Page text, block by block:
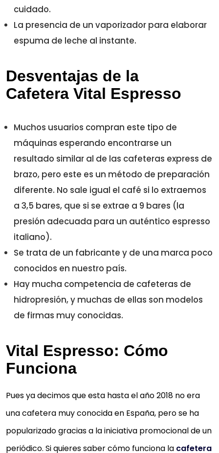
cuidado.
La presencia de un vaporizador para elaborar
espuma de leche al instante.
Desventajas de la
Cafetera Vital Espresso
Muchos usuarios compran este tipo de
máquinas esperando encontrarse un
resultado similar al de las cafeteras express de
brazo, pero este es un método de preparación
diferente. No sale igual el café si lo extraemos
a 3,5 bares, que si se extrae a 9 bares (la
presión adecuada para un auténtico espresso
italiano).
Se trata de un fabricante y de una marca poco
conocidos en nuestro país.
Hay mucha competencia de cafeteras de
hidropresión, y muchas de ellas son modelos
de firmas muy conocidas.
Vital Espresso: Cómo
Funciona
Pues ya decimos que esta hasta el año 2018 no era
una cafetera muy conocida en España, pero se ha
popularizado gracias a la iniciativa promocional de un
periódico. Si quieres saber cómo funciona la cafetera